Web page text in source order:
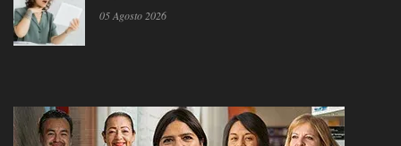
05 Agosto 2026